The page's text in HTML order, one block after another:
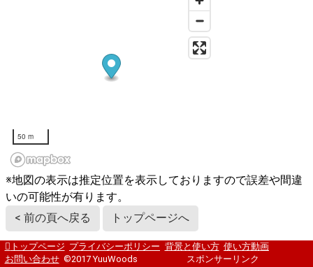
50 m
※地図の表示は推定位置を表示しておりますので誤差や間違
いの可能性が有ります。
< 前の頁へ戻る
トップページへ
トップページ プライバシーポリシー 背景と使い方 使い方動画
お問い合わせ ©2017 YuuWoods スポンサーリンク